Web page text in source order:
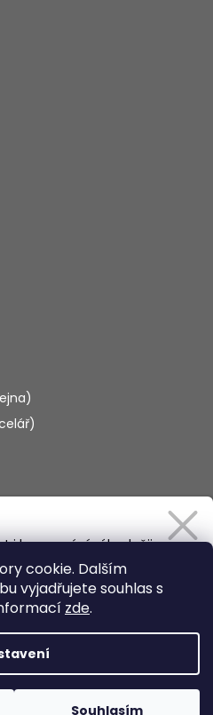
cookie. Dalším
vyjadřujete souhlas s
zde.
Souhlasím
HLEDAT
. Všechna práva vyhrazena.
i kempování výhodněji.
Vám pošleme
osobních údajů